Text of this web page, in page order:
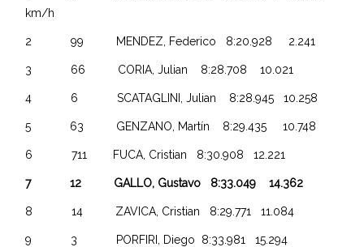
km/h
2 99 MENDEZ, Federico 8:20.928 2.241
3 66 CORIA, Julian 8:28.708 10.021
4 6 SCATAGLINI, Julian 8:28.945 10.258
5 63 GENZANO, Martín 8:29.435 10.748
6 711 FUCA, Cristian 8:30.908 12.221
7 12 GALLO, Gustavo 8:33.049 14.362
8 14 ZAVICA, Cristian 8:29.771 11.084
9 3 PORFIRI, Diego 8:33.981 15.294